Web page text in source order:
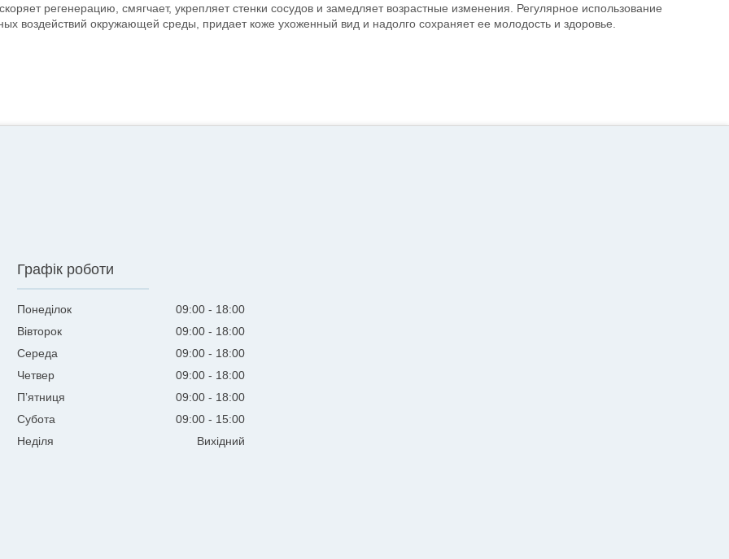
регенерацию, смягчает, укрепляет стенки сосудов и замедляет возрастные изменения. Регулярное использование
воздействий окружающей среды, придает коже ухоженный вид и надолго сохраняет ее молодость и здоровье.
Графік роботи
Понеділок 09:00
18:00
Вівторок
09:00
18:00
Середа
09:00
18:00
Четвер
09:00
18:00
Пʼятниця
09:00
18:00
Субота
09:00
15:00
Неділя
Вихідний